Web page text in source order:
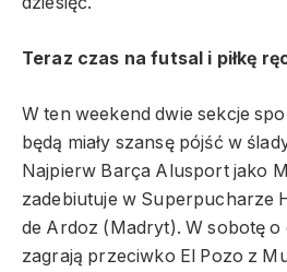
Teraz czas na futsal i piłkę
W ten weekend dwie sekcje
będą miały szansę pójść w
Najpierw Barça Alusport jako
zadebiutuje w Superpucharze
de Ardoz (Madryt). W sobotę o
zagrają przeciwko El Pozo z